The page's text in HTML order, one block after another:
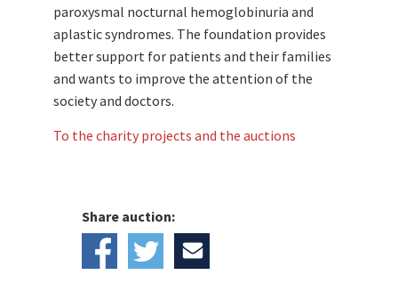
paroxysmal nocturnal hemoglobinuria and
aplastic syndromes. The foundation provides
better support for patients and their families
and wants to improve the attention of the
society and doctors.
To the charity projects and the auctions
Share auction: